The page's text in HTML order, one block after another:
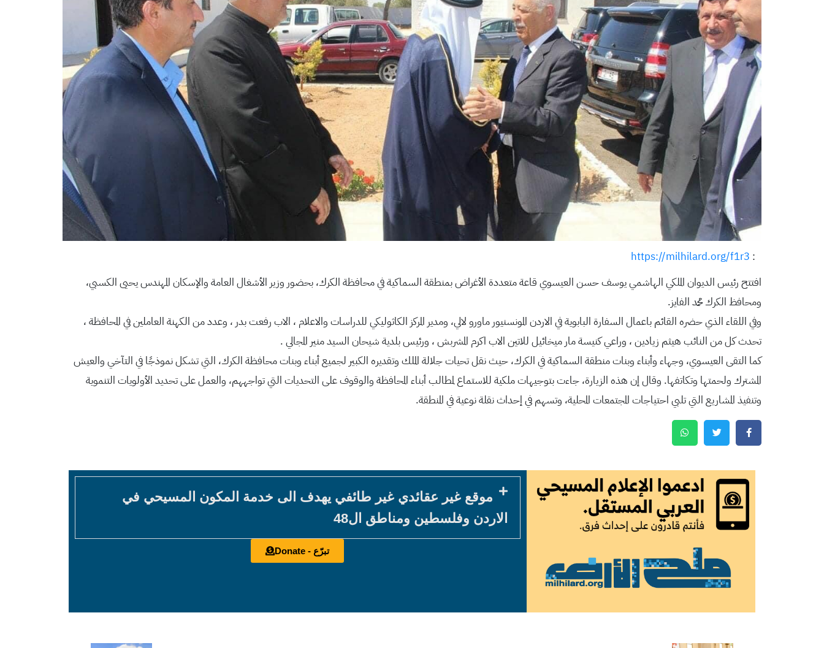
:
https://milhilard.org/f1r3
افتتح رئيس الديوان الملكي الهاشمي يوسف حسن العيسوي قاعة متعددة الأغراض بمنطقة السماكية في محافظة الكرك، بحضور وزير الأشغال العامة والإسكان المهندس يحيى الكسبي،
ومحافظ الكرك محمد الفايز.
وفي اللقاء الذي حضره القائم باعمال السفارة البابوية في الاردن المونسنيور ماورو لالي، ومدير المركز الكاثوليكي للدراسات والاعلام ، الاب رفعت بدر ، وعدد من الكهنة العاملين في المحافظة ،
تحدث كل من النائب هيثم زيادين ، وراعي كنيسة مار ميخائيل للاتين الاب اكرم المشربش ، ورئيس بلدية شيحان السيد منير المجالي .
كما التقى العيسوي، وجهاء وأبناء وبنات منطقة السماكية في الكرك، حيث نقل تحيات جلالة الملك وتقديره الكبير لجميع أبناء وبنات محافظة الكرك، التي تشكل نموذجًا في التآخي والعيش
المشترك ولحمتها وتكاتفها. وقال إن هذه الزيارة، جاءت بتوجيهات ملكية للاستماع لمطالب أبناء المحافظة والوقوف على التحديات التي تواجههم، والعمل على تحديد الأولويات التنموية
وتنفيذ المشاريع التي تلبي احتياجات المجتمعات المحلية، وتسهم في إحداث نقلة نوعية في المنطقة.
موقع غير عقائدي غير طائفي يهدف الى خدمة المكون المسيحي في
الاردن وفلسطين ومناطق ال48
تبرّع - Donate